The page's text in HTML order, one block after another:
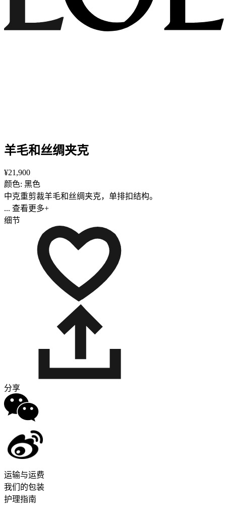
羊毛和丝绸夹克
¥21,900
颜色: 黑色
中克重剪裁羊毛和丝绸夹克，单排扣结构。
... 查看更多+
细节
分享
运输与运费
我们的包装
护理指南